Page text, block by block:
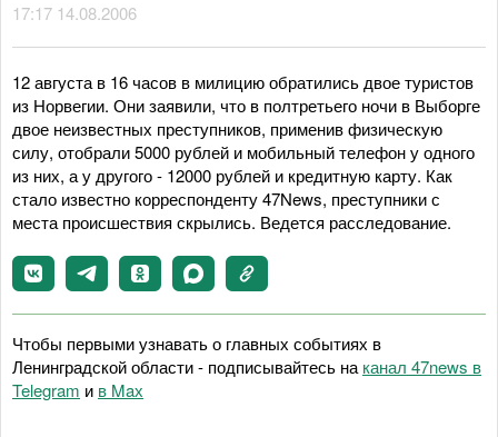
17:17 14.08.2006
12 августа в 16 часов в милицию обратились двое туристов
из Норвегии. Они заявили, что в полтретьего ночи в Выборге
двое неизвестных преступников, применив физическую
силу, отобрали 5000 рублей и мобильный телефон у одного
из них, а у другого - 12000 рублей и кредитную карту. Как
стало известно корреспонденту 47News, преступники с
места происшествия скрылись. Ведется расследование.
Чтобы первыми узнавать о главных событиях в
Ленинградской области - подписывайтесь на канал 47news в
Telegram и в Maх